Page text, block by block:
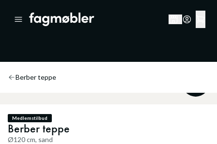
Berber teppe
Medlemstilbud
Berber teppe
Ø120 cm, sand